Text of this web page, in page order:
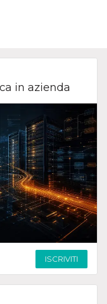
in azienda
ISCRIVITI